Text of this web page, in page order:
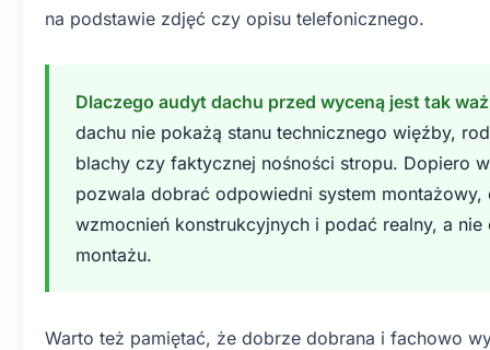
na podstawie zdjęć czy opisu telefonicznego.
Dlaczego audyt dachu przed wyceną jest tak
dachu nie pokażą stanu technicznego więźby,
blachy czy faktycznej nośności stropu. Dopiero
pozwala dobrać odpowiedni system montażowy,
wzmocnień konstrukcyjnych i podać realny, a
montażu.
Warto też pamiętać, że dobrze dobrana i fachowo